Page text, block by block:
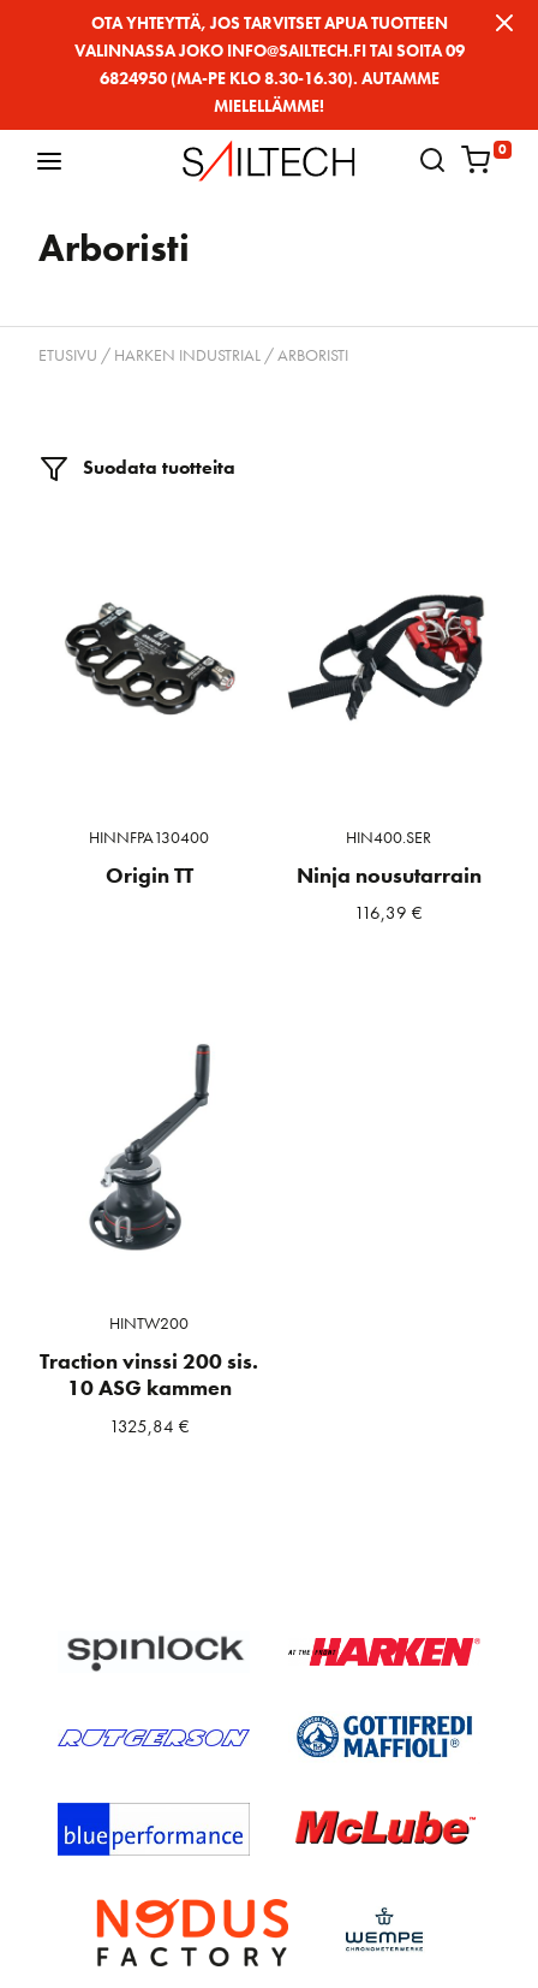
OTA YHTEYTTÄ, JOS TARVITSET APUA TUOTTEEN
VALINNASSA JOKO INFO@SAILTECH.FI TAI SOITA 09
6824950 (MA-PE KLO 8.30-16.30). AUTAMME
MIELELLÄMME!
0
Arboristi
ETUSIVU / HARKEN INDUSTRIAL / ARBORISTI
Suodata tuotteita
HINNFPA130400
Origin TT
HIN400.SER
Ninja nousutarrain
116,39€
HINTW200
Traction vinssi 200 sis.
10 ASG kammen
1325,84 €